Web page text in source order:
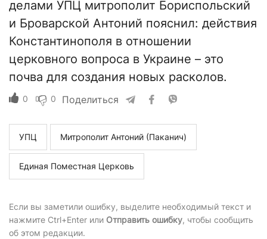
делами УПЦ митрополит Бориспольский
и Броварской Антоний пояснил: действия
Константинополя в отношении
церковного вопроса в Украине – это
почва для создания новых расколов.
0 0 Поделиться
УПЦ Митрополит Антоний (Паканич)
Единая Поместная Церковь
Если вы заметили ошибку, выделите необходимый текст и
нажмите Ctrl+Enter или Отправить ошибку, чтобы сообщить
об этом редакции.